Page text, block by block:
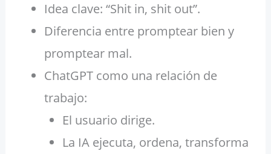
Idea clave: “Shit in, shit out”.
Diferencia entre promptear bien y
promptear mal.
ChatGPT como una relación de
trabajo:
El usuario dirige.
La IA ejecuta, ordena, transforma